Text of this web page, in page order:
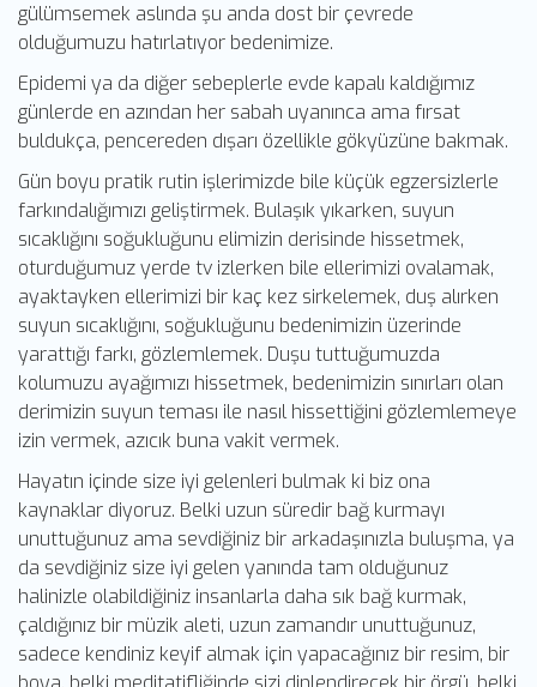
gülümsemek aslında şu anda dost bir çevrede
olduğumuzu hatırlatıyor bedenimize.
Epidemi ya da diğer sebeplerle evde kapalı kaldığımız
günlerde en azından her sabah uyanınca ama fırsat
buldukça, pencereden dışarı özellikle gökyüzüne bakmak.
Gün boyu pratik rutin işlerimizde bile küçük egzersizlerle
farkındalığımızı geliştirmek. Bulaşık yıkarken, suyun
sıcaklığını soğukluğunu elimizin derisinde hissetmek,
oturduğumuz yerde tv izlerken bile ellerimizi ovalamak,
ayaktayken ellerimizi bir kaç kez sirkelemek, duş alırken
suyun sıcaklığını, soğukluğunu bedenimizin üzerinde
yarattığı farkı, gözlemlemek. Duşu tuttuğumuzda
kolumuzu ayağımızı hissetmek, bedenimizin sınırları olan
derimizin suyun teması ile nasıl hissettiğini gözlemlemeye
izin vermek, azıcık buna vakit vermek.
Hayatın içinde size iyi gelenleri bulmak ki biz ona
kaynaklar diyoruz. Belki uzun süredir bağ kurmayı
unuttuğunuz ama sevdiğiniz bir arkadaşınızla buluşma, ya
da sevdiğiniz size iyi gelen yanında tam olduğunuz
halinizle olabildiğiniz insanlarla daha sık bağ kurmak,
çaldığınız bir müzik aleti, uzun zamandır unuttuğunuz,
sadece kendiniz keyif almak için yapacağınız bir resim, bir